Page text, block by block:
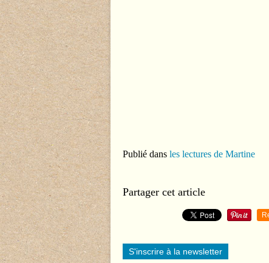
Publié dans les lectures de Martine
Partager cet article
S'inscrire à la newsletter